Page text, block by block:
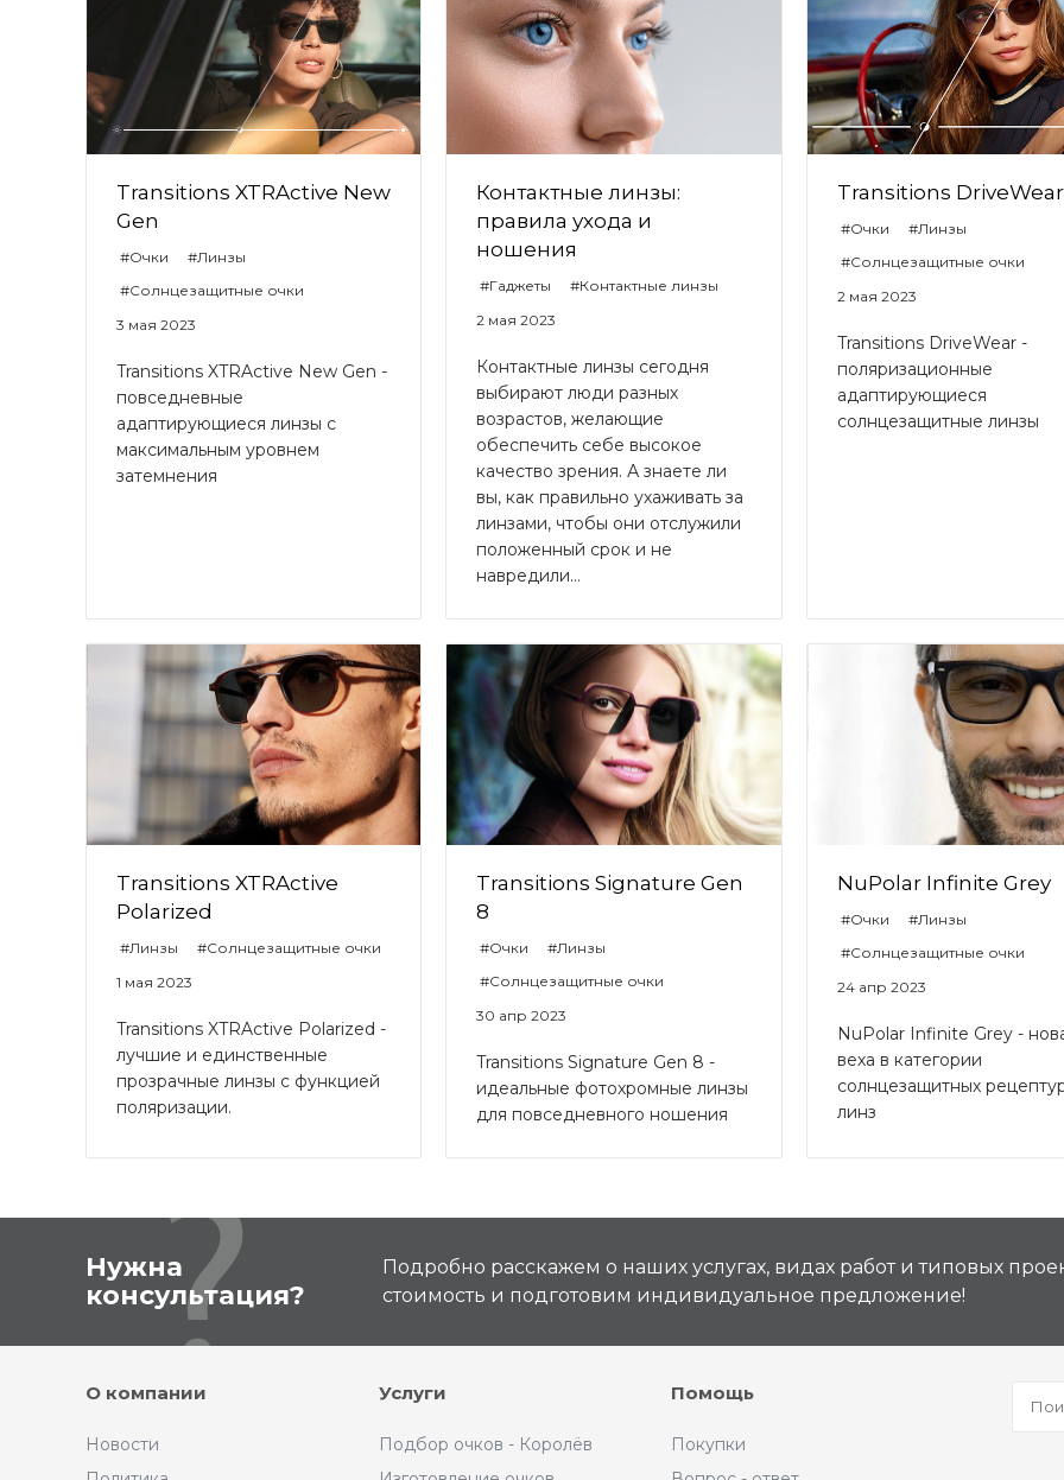
Transitions XTRActive New
Gen
#Очки
#Линзы
#Солнцезащитные очки
3 мая 2023
Transitions XTRAсtive New Gen -
повседневные
адаптирующиеся линзы c
максимальным уровнем
затемнения
Контактные линзы:
правила ухода и
ношения
#Гаджеты
#Контактные линзы
2 мая 2023
Контактные линзы сегодня
выбирают люди разных
возрастов, желающие
обеспечить себе высокое
качество зрения. А знаете ли
вы, как правильно ухаживать за
линзами, чтобы они отслужили
положенный срок и не
навредили...
Transitions DriveWear
#Очки
#Линзы
#Солнцезащитные очки
2 мая 2023
Transitions DriveWear -
поляризационные
адаптирующиеся
солнцезащитные линзы
Transitions XTRActive
Polarized
#Линзы
#Солнцезащитные очки
1 мая 2023
Transitions XTRActive Polarized -
лучшие и единственные
прозрачные линзы с функцией
поляризации.
Transitions Signature Gen
8
#Очки
#Линзы
#Солнцезащитные очки
30 апр 2023
Transitions Signature Gen 8 -
идеальные фотохромные линзы
для повседневного ношения
NuPolar Infinite Grey
#Очки
#Линзы
#Солнцезащитные очки
24 апр 2023
NuPolar Infinite Grey -
веха в категории
солнцезащитных
линз
Нужна
консультация?
Подробно расскажем о наших услугах, видах работ и типовых
стоимость и подготовим индивидуальное предложение!
О компании
Новости
Услуги
Подбор очков - Королёв
Помощь
Покупки